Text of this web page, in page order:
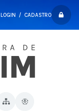
LOGIN / CADASTRO